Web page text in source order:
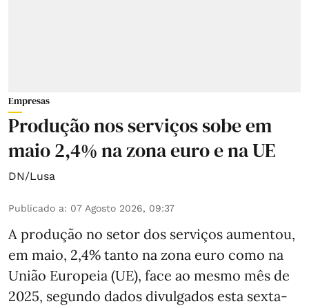
Empresas
Produção nos serviços sobe em
maio 2,4% na zona euro e na UE
DN/Lusa
Publicado a: 07 Agosto 2026, 09:37
A produção no setor dos serviços aumentou,
em maio, 2,4% tanto na zona euro como na
União Europeia (UE), face ao mesmo mês de
2025, segundo dados divulgados esta sexta-